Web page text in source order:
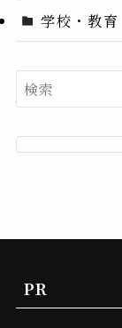
学校・教育
PR